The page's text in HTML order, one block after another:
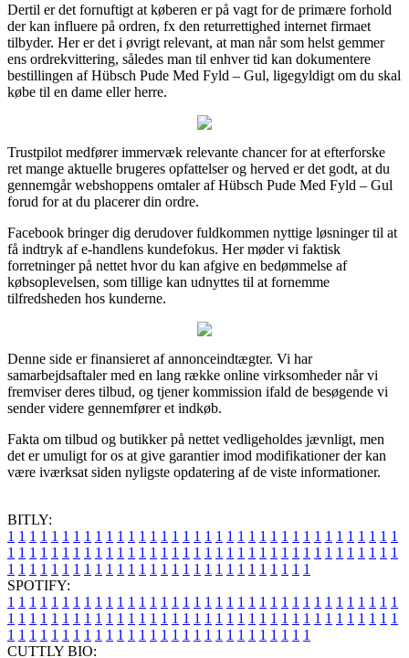
Dertil er det fornuftigt at køberen er på vagt for de primære forhold
der kan influere på ordren, fx den returrettighed internet firmaet
tilbyder. Her er det i øvrigt relevant, at man når som helst gemmer
ens ordrekvittering, således man til enhver tid kan dokumentere
bestillingen af Hübsch Pude Med Fyld – Gul, ligegyldigt om du skal
købe til en dame eller herre.
Trustpilot medfører immervæk relevante chancer for at efterforske
ret mange aktuelle brugeres opfattelser og herved er det godt, at du
gennemgår webshoppens omtaler af Hübsch Pude Med Fyld – Gul
forud for at du placerer din ordre.
Facebook bringer dig derudover fuldkommen nyttige løsninger til at
få indtryk af e-handlens kundefokus. Her møder vi faktisk
forretninger på nettet hvor du kan afgive en bedømmelse af
købsoplevelsen, som tillige kan udnyttes til at fornemme
tilfredsheden hos kunderne.
Denne side er finansieret af annonceindtægter. Vi har
samarbejdsaftaler med en lang række online virksomheder når vi
fremviser deres tilbud, og tjener kommission ifald de besøgende vi
sender videre gennemfører et indkøb.
Fakta om tilbud og butikker på nettet vedligeholdes jævnligt, men
det er umuligt for os at give garantier imod modifikationer der kan
være iværksat siden nyligste opdatering af de viste informationer.
BITLY:
1 1 1 1 1 1 1 1 1 1 1 1 1 1 1 1 1 1 1 1 1 1 1 1 1 1 1 1 1 1 1 1 1 1 1 1
1 1 1 1 1 1 1 1 1 1 1 1 1 1 1 1 1 1 1 1 1 1 1 1 1 1 1 1 1 1 1 1 1 1 1 1
1 1 1 1 1 1 1 1 1 1 1 1 1 1 1 1 1 1 1 1 1 1 1 1 1 1 1 1
SPOTIFY:
1 1 1 1 1 1 1 1 1 1 1 1 1 1 1 1 1 1 1 1 1 1 1 1 1 1 1 1 1 1 1 1 1 1 1 1
1 1 1 1 1 1 1 1 1 1 1 1 1 1 1 1 1 1 1 1 1 1 1 1 1 1 1 1 1 1 1 1 1 1 1 1
1 1 1 1 1 1 1 1 1 1 1 1 1 1 1 1 1 1 1 1 1 1 1 1 1 1 1 1
CUTTLY BIO: